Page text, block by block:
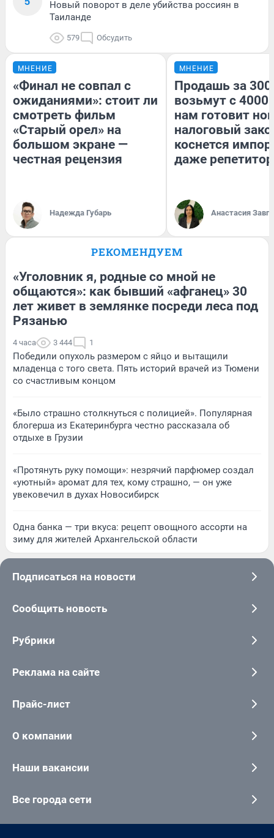
Новый поворот в деле убийства россиян в
Таиланде
579 Обсудить
МНЕНИЕ
«Финал не совпал с
ожиданиями»: стоит ли
смотреть фильм
«Старый орел» на
большом экране —
честная рецензия
Надежда Губарь
МНЕНИЕ
Продашь за
возьмут с
нам готовит
налоговый
коснется
даже
Анастасия
РЕКОМЕНДУЕМ
«Уголовник я, родные со мной не
общаются»: как бывший «афганец» 30
лет живет в землянке посреди леса под
Рязанью
4 часа 3 444 1
Победили опухоль размером с яйцо и вытащили
младенца с того света. Пять историй врачей из Тюмени
со счастливым концом
«Было страшно столкнуться с полицией». Популярная
блогерша из Екатеринбурга честно рассказала об
отдыхе в Грузии
«Протянуть руку помощи»: незрячий парфюмер создал
«уютный» аромат для тех, кому страшно, — он уже
увековечил в духах Новосибирск
Одна банка — три вкуса: рецепт овощного ассорти на
зиму для жителей Архангельской области
Подписаться на новости
Сообщить новость
Рубрики
Реклама на сайте
Прайс-лист
О компании
Наши вакансии
Все города сети